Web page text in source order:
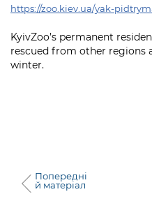
https://zoo.kiev.ua/yak-
KyivZoo’s permanent
rescued from other regions
winter.
Попередні
й матеріал